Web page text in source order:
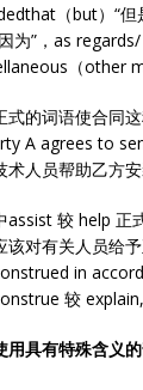
（but）“
为”，as
（other
式的词语使合同
A agrees to
术人员帮助乙方安
assist 较 help
该对有关人员给
in
较
用具有特殊含义